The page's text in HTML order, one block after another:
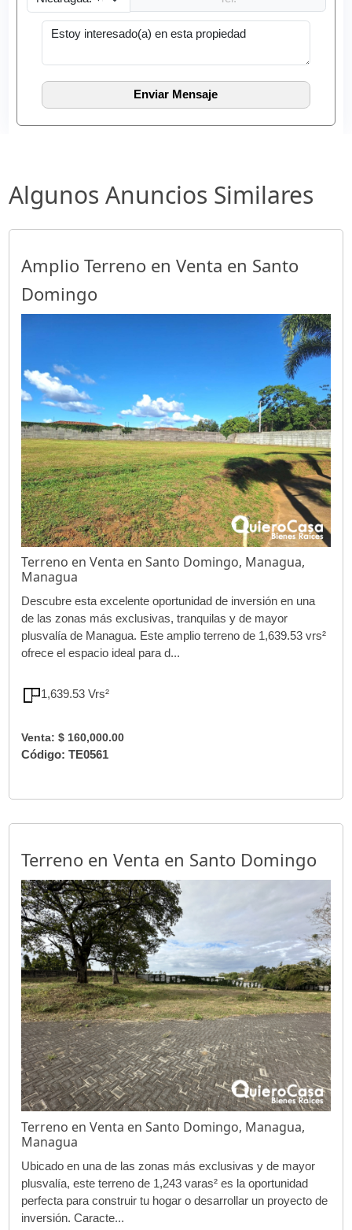
Algunos Anuncios Similares
Amplio Terreno en Venta en Santo
Domingo
Terreno en Venta en Santo Domingo, Managua,
Managua
Descubre esta excelente oportunidad de inversión en una
de las zonas más exclusivas, tranquilas y de mayor
plusvalía de Managua. Este amplio terreno de 1,639.53 vrs²
ofrece el espacio ideal para d...
1,639.53 Vrs²
Venta: $ 160,000.00
Código: TE0561
Terreno en Venta en Santo Domingo
Terreno en Venta en Santo Domingo, Managua,
Managua
Ubicado en una de las zonas más exclusivas y de mayor
plusvalía, este terreno de 1,243 varas² es la oportunidad
perfecta para construir tu hogar o desarrollar un proyecto de
inversión. Caracte...